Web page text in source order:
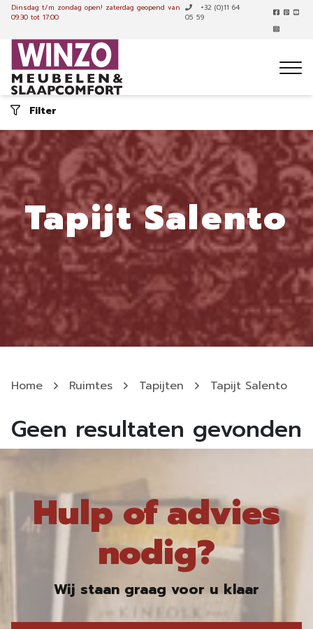
Dinsdag t/m zondag open! zaterdag geopend van
09:30 tot 17:00
+32 (0)11 64
05 59
Tapijt Salento
Home Ruimtes Tapijten Tapijt Salento
Filter
Geen resultaten gevonden
Hulp of advies
nodig?
Wij staan graag voor u klaar